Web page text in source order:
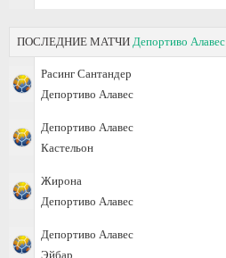
ПОСЛЕДНИЕ МАТЧИ Депортиво Алавес
Расинг Сантандер
Депортиво Алавес
Депортиво Алавес
Кастельон
Жирона
Депортиво Алавес
Депортиво Алавес
Эйбар